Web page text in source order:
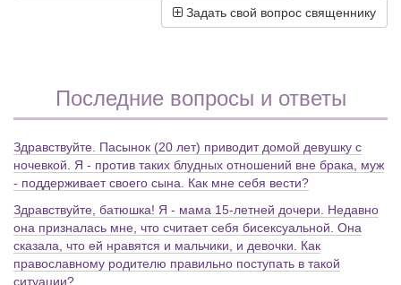
Задать свой вопрос священнику
Последние вопросы и ответы
Здравствуйте. Пасынок (20 лет) приводит домой девушку с
ночевкой. Я - против таких блудных отношений вне брака, муж
- поддерживает своего сына. Как мне себя вести?
Здравствуйте, батюшка! Я - мама 15-летней дочери. Недавно
она призналась мне, что считает себя бисексуальной. Она
сказала, что ей нравятся и мальчики, и девочки. Как
православному родителю правильно поступать в такой
ситуации?